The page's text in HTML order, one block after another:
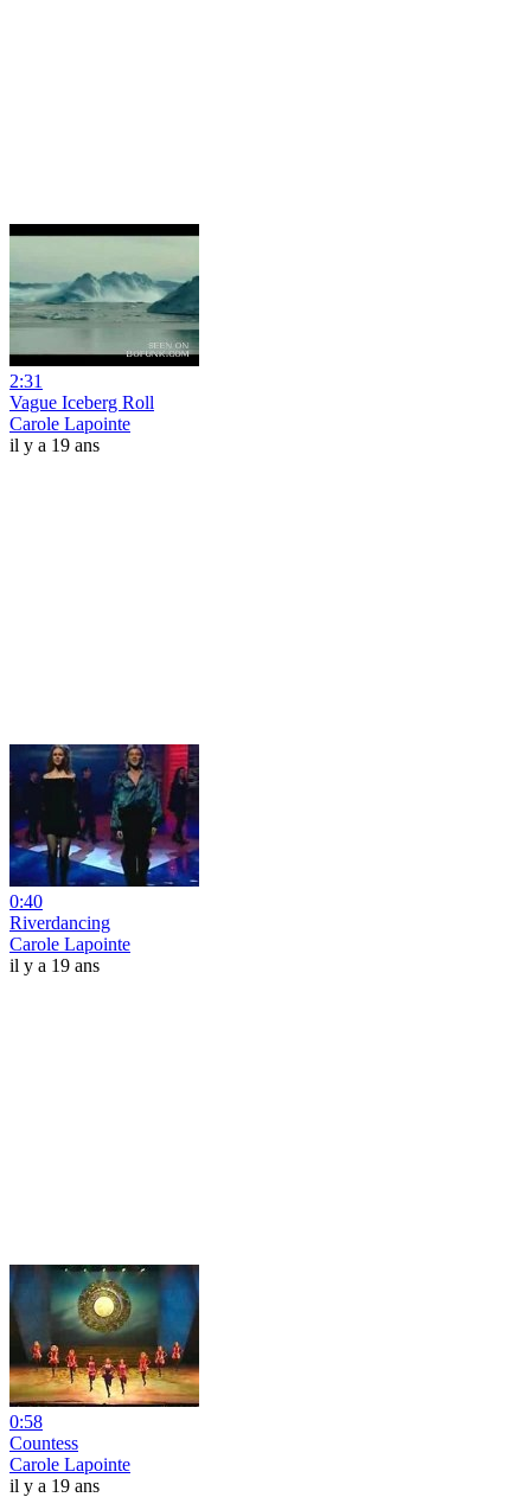
2:31
Vague Iceberg Roll
Carole Lapointe
il y a 19 ans
0:40
Riverdancing
Carole Lapointe
il y a 19 ans
0:58
Countess
Carole Lapointe
il y a 19 ans